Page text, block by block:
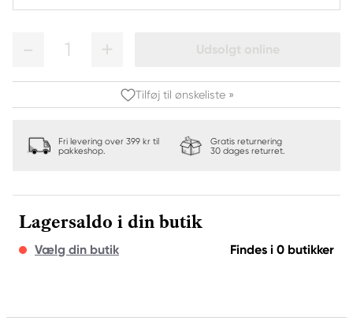
1 Udsolgt online
Tilføj til ønskeliste »
Fri levering over 399 kr til
pakkeshop.
Gratis returnering
30 dages returret.
Lagersaldo i din butik
Vælg din butik Findes i 0 butikker